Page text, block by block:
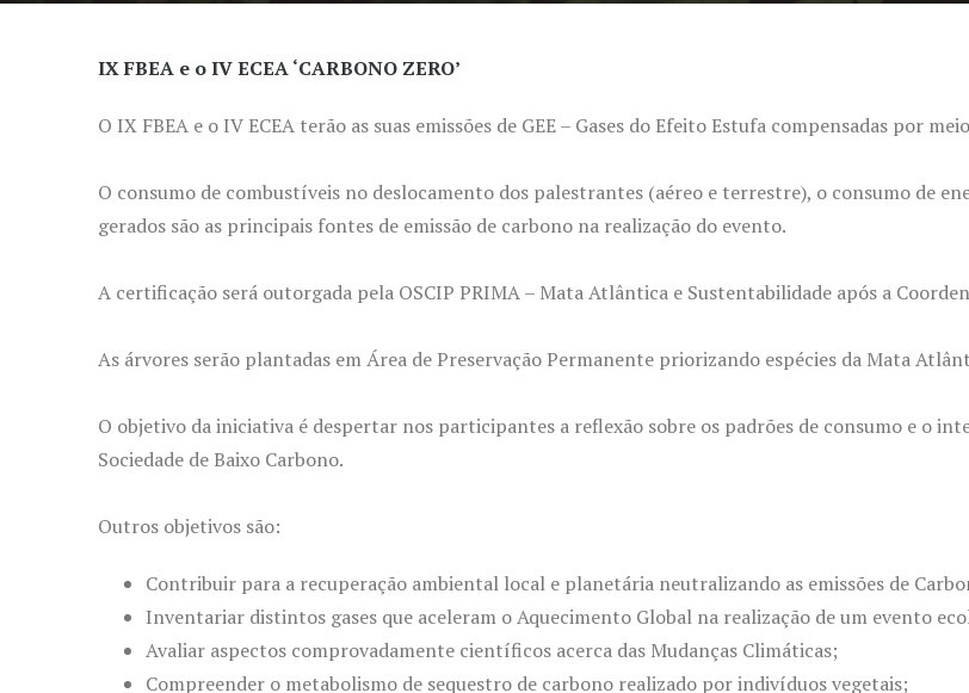
IX FBEA e o IV ECEA ‘CARBONO ZERO’
O IX FBEA e o IV ECEA terão as suas emissões de GEE – Gases do Efeito Estufa compensadas por
O consumo de combustíveis no deslocamento dos palestrantes (aéreo e terrestre), o consumo de
gerados são as principais fontes de emissão de carbono na realização do evento.
A certificação será outorgada pela OSCIP PRIMA – Mata Atlântica e Sustentabilidade após a
As árvores serão plantadas em Área de Preservação Permanente priorizando espécies da Mata
O objetivo da iniciativa é despertar nos participantes a reflexão sobre os padrões de consumo e o
Sociedade de Baixo Carbono.
Outros objetivos são:
Contribuir para a recuperação ambiental local e planetária neutralizando as emissões de
Inventariar distintos gases que aceleram o Aquecimento Global na realização de um evento
Avaliar aspectos comprovadamente científicos acerca das Mudanças Climáticas;
Compreender o metabolismo de sequestro de carbono realizado por indivíduos vegetais;